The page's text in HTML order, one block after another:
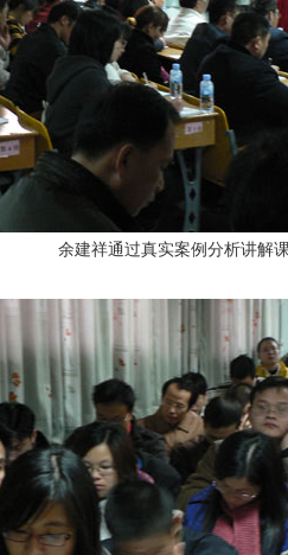
余建祥通过真实案例分析讲解